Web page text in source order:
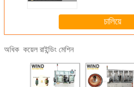
চালিয়ে
অধিক কয়েল রাইন্ডিং মেশিন